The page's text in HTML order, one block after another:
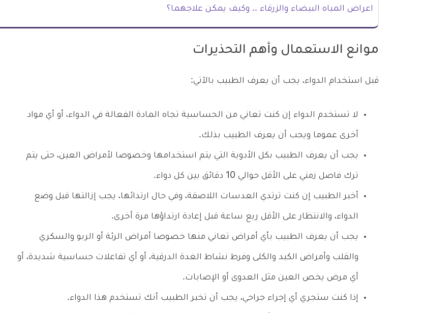
اعراض المياه البيضاء والزرقاء .. وكيف يمكن علاجهما؟
موانع الاستعمال وأهم التحذيرات
قبل استخدام الدواء، يجب أن يعرف الطبيب بالآتي:
لا تستخدم الدواء إن كنت تعاني من الحساسية تجاه المادة الفعالة في الدواء، أو أي مواد
أخرى عموما ويجب أن يعرف الطبيب بذلك.
يجب أن يعرف الطبيب بكل الأدوية التي يتم استخدامها وخصوصا لأمراض العين، حتى يتم
ترك فاصل زمني على الأقل حوالي 10 دقائق بين كل دواء.
أخبر الطبيب إن كنت ترتدي العدسات اللاصقة، وفي حال ارتدائها، يجب إزالتها قبل وضع
الدواء، والانتظار على الأقل ربع ساعة قبل إعادة ارتداؤها مرة أخرى.
يجب أن يعرف الطبيب بأي أمراض تعاني منها خصوصا أمراض الرئة أو الربو والسكري
والقلب وأمراض الكبد والكلى وفرط نشاط الغدة الدرقية، أو أي تفاعلات حساسية شديدة، أو
أي مرض يخص العين مثل العدوى أو الإصابات.
إذا كنت ستجري أي إجراء جراحي، يجب أن تخبر الطبيب أنك تستخدم هذا الدواء.